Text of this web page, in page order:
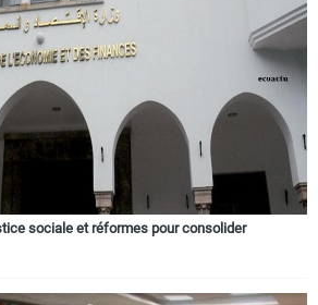
sociale et réformes pour consolider